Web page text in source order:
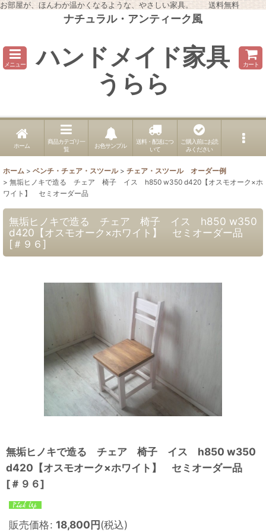
お部屋が、ほんわか温かくなるような、やさしい家具。 送料無料
ナチュラル・アンティーク風
メニュー ハンドメイド家具
うらら
カート
ホーム
商品カテゴリ一
覧
お色サンプル
送料・配送につ
いて
ご購入前にお読
みください
ホーム > ベンチ・チェア・スツール > チェア・スツール オーダー例
> 無垢ヒノキで造る チェア 椅子 イス h850 w350 d420【オスモオーク×ホ
ワイト】 セミオーダー品
無垢ヒノキで造る チェア 椅子 イス h850 w350
d420【オスモオーク×ホワイト】 セミオーダー品
[＃９６]
無垢ヒノキで造る チェア 椅子 イス h850 w350
d420【オスモオーク×ホワイト】 セミオーダー品
[＃９６]
販売価格: 18,800円(税込)